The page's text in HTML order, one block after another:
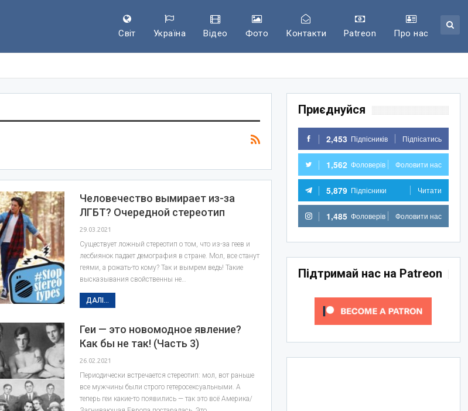
Світ Україна Відео Фото Контакти Patreon Про нас
Человечество вымирает из-за
ЛГБТ? Очередной стереотип
29.03.2021
Существует ложный стереотип о том, что из-за геев и
лесбиянок падает демография в стране. Мол, все станут
геями, а рожать-то кому? Так и вымрем ведь! Такие
высказывания свойственны не…
ДАЛІ...
Геи — это новомодное явление?
Как бы не так! (Часть 3)
26.02.2021
Периодически встречается стереотип: мол, вот раньше
все мужчины были строго гетеросексуальными. А
теперь геи какие-то появились — так это всё Америка/
Приєднуйся
2,453 Підпісників Підпісатись
1,562 Фоловерів Фоловити нас
5,879 Підпісники Читати
1,485 Фоловерів Фоловити нас
Підтримай нас на Patreon